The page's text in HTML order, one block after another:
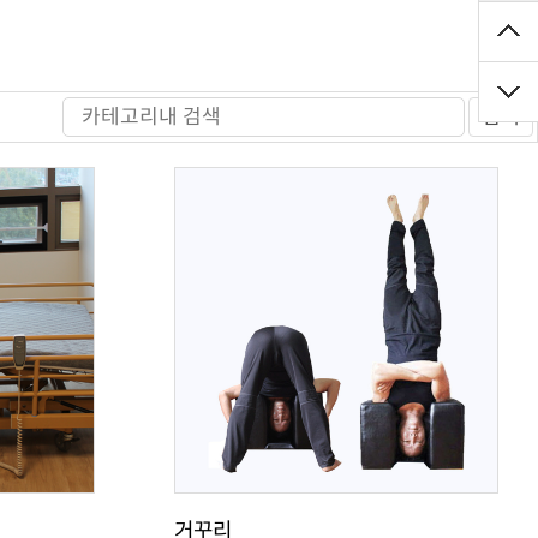
검색
거꾸리